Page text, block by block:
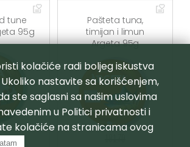
tune
95g
Pašteta tuna,
timijan i limun
Argeta 95g
kolačiće radi boljeg iskustva
nastavite sa korišćenjem,
ste saglasni sa našim uslovima
u Politici privatnostii
kolačiće na stranicama ovog